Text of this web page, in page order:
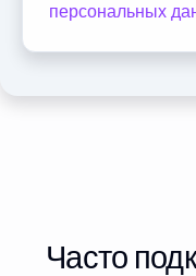
персональных
Часто